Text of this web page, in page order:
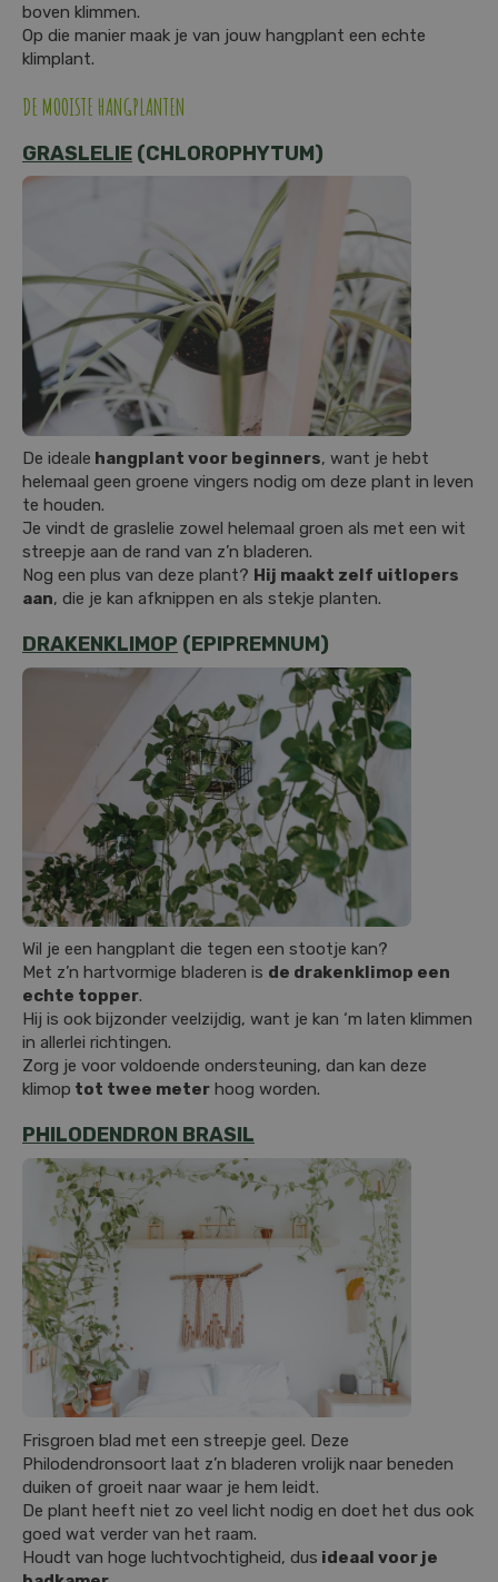
boven klimmen.
Op die manier maak je van jouw hangplant een echte
klimplant.
DE MOOISTE HANGPLANTEN
GRASLELIE (CHLOROPHYTUM)
De ideale hangplant voor beginners, want je hebt
helemaal geen groene vingers nodig om deze plant in leven
te houden.
Je vindt de graslelie zowel helemaal groen als met een wit
streepje aan de rand van z’n bladeren.
Nog een plus van deze plant? Hij maakt zelf uitlopers
aan, die je kan afknippen en als stekje planten.
DRAKENKLIMOP (EPIPREMNUM)
Wil je een hangplant die tegen een stootje kan?
Met z’n hartvormige bladeren is de drakenklimop een
echte topper.
Hij is ook bijzonder veelzijdig, want je kan ‘m laten klimmen
in allerlei richtingen.
Zorg je voor voldoende ondersteuning, dan kan deze
klimop tot twee meter hoog worden.
PHILODENDRON BRASIL
Frisgroen blad met een streepje geel. Deze
Philodendronsoort laat z’n bladeren vrolijk naar beneden
duiken of groeit naar waar je hem leidt.
De plant heeft niet zo veel licht nodig en doet het dus ook
goed wat verder van het raam.
Houdt van hoge luchtvochtigheid, dus ideaal voor je